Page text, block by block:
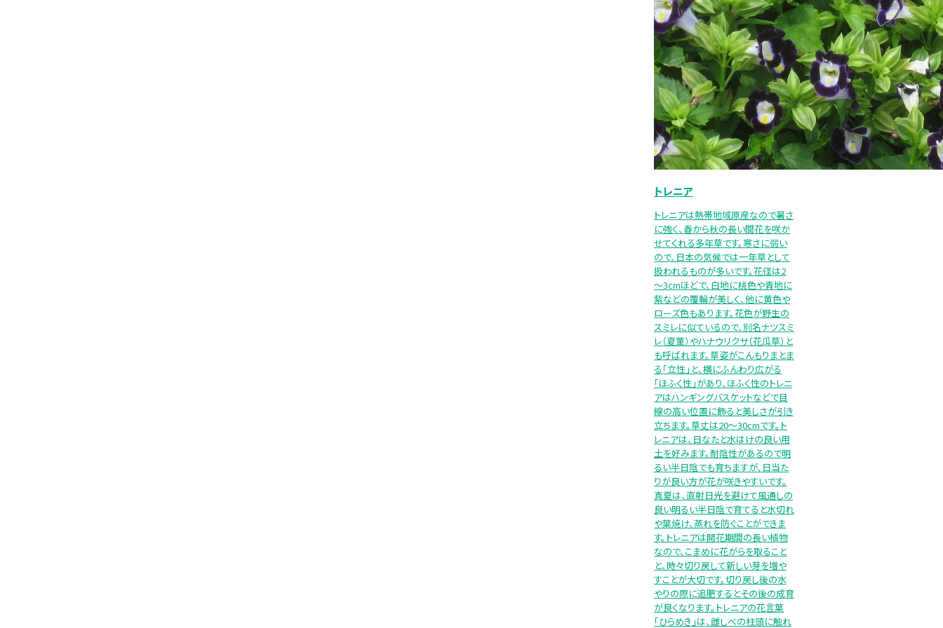
トレニア
トレニアは熱帯地域原産なので暑さ
に強く、春から秋の長い間花を咲か
せてくれる多年草です。寒さに弱い
ので、日本の気候では一年草として
扱われるものが多いです。花径は2
～3cmほどで、白地に桃色や青地に
紫などの覆輪が美しく、他に黄色や
ローズ色もあります。花色が野生の
スミレに似ているので、別名ナツスミ
レ（夏菫）やハナウリクサ（花瓜草）と
も呼ばれます。草姿がこんもりまとま
る「立性」と、横にふんわり広がる
「ほふく性」があり、ほふく性のトレニ
アはハンギングバスケットなどで目
線の高い位置に飾ると美しさが引き
立ちます。草丈は20～30cmです。ト
レニアは、日なたと水はけの良い用
土を好みます。耐陰性があるので明
るい半日陰でも育ちますが、日当た
りが良い方が花が咲きやすいです。
真夏は、直射日光を避けて風通しの
良い明るい半日陰で育てると水切れ
や葉焼け、蒸れを防ぐことができま
す。トレニアは開花期間の長い植物
なので、こまめに花がらを取ること
と、時々切り戻して新しい芽を増や
すことが大切です。切り戻し後の水
やりの際に追肥するとその後の成育
が良くなります。トレニアの花言葉
「ひらめき」は、雌しべの柱頭に触れ